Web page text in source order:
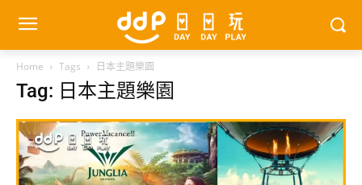
Home Tags 日本主題樂園
Tag: 日本主題樂園